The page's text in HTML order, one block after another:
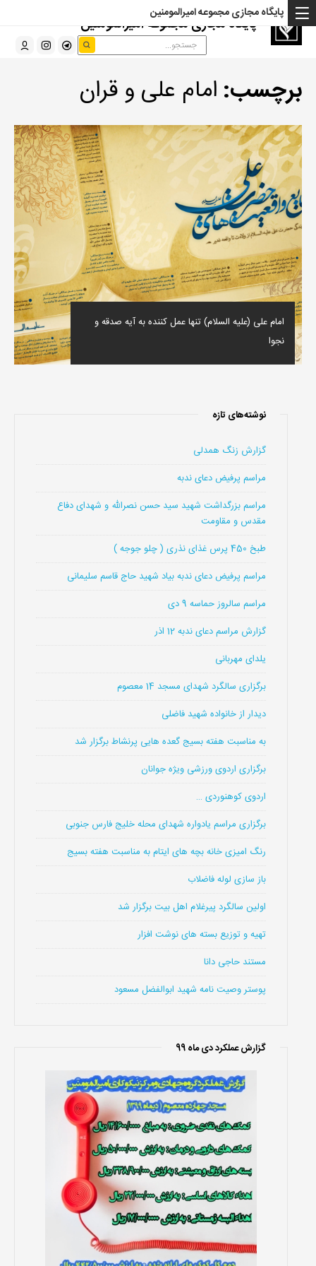
پایگاه مجازی مجموعه امیرالمومنین
پایگاه مجازی مجموعه امیرالمومنین
برچسب: امام علی و قران
امام علی (علیه السلام) تنها عمل کننده به آیه صدقه و
نجوا
نوشته‌های تازه
گزارش زنگ همدلی
مراسم پرفیض دعای ندبه
مراسم بزرگداشت شهید سید حسن نصرالله و شهدای دفاع
مقدس و مقاومت
طبخ 450 پرس غذای نذری ( چلو جوجه )
مراسم پرفیض دعای ندبه بیاد شهید حاج قاسم سلیمانی
مراسم سالروز حماسه 9 دی
گزارش مراسم دعای ندبه 12 اذر
یلدای مهربانی
برگزاری سالگرد شهدای مسجد 14 معصوم
دیدار از خانواده شهید فاضلی
به مناسبت هفته بسیج گعده هایی پرنشاط برگزار شد
برگزاری اردوی ورزشی ویژه جوانان
اردوی کوهنوردی …
برگزاری مراسم یادواره شهدای محله خلیج فارس جنوبی
رنگ امیزی خانه بچه های ایتام به مناسبت هفته بسیج
باز سازی لوله فاضلاب
اولین سالگرد پیرغلام اهل بیت برگزار شد
تهیه و توزیع بسته های نوشت افزار
مستند حاجی دانا
پوستر وصیت نامه شهید ابوالفضل مسعود
گزارش عملکرد دی ماه 99